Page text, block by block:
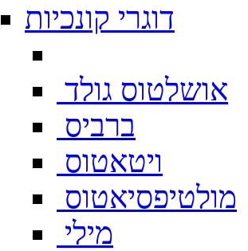
דוגרי קונכיות
אושלטוס גולד
ברביס
ויטאטוס
מולטיפסיאטוס
מילי